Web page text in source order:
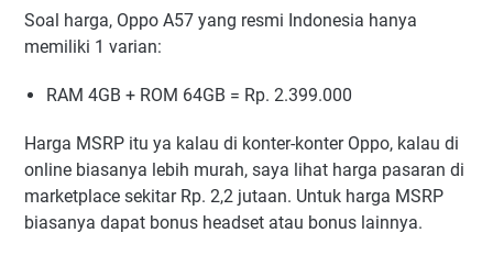
Soal harga, Oppo A57 yang resmi Indonesia hanya
memiliki 1 varian:
RAM 4GB + ROM 64GB = Rp. 2.399.000
Harga MSRP itu ya kalau di konter-konter Oppo, kalau di
online biasanya lebih murah, saya lihat harga pasaran di
marketplace sekitar Rp. 2,2 jutaan. Untuk harga MSRP
biasanya dapat bonus headset atau bonus lainnya.